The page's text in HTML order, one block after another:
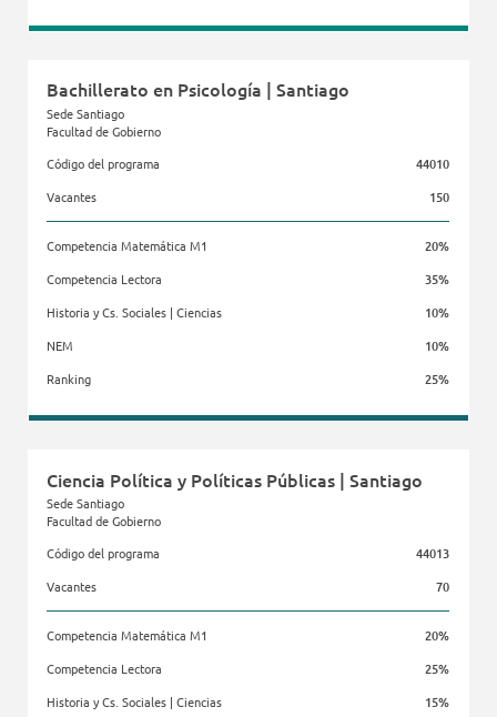
Facultad de Medicina Clínica Alemana - Universidad del Desarrollo
Bachillerato en Psicología | Santiago
Sede Santiago
Facultad de Gobierno
Código del programa
44010
Vacantes 150
Competencia Matemática M1 20%
Competencia Lectora 35%
Historia y Cs. Sociales | Ciencias 10%
NEM 10%
Ranking 25%
Facultad de Gobierno
Ciencia Política y Políticas Públicas | Santiago
Sede Santiago
Facultad de Gobierno
Código del programa
44013
Vacantes 70
Competencia Matemática M1 20%
Competencia Lectora 25%
Historia y Cs. Sociales | Ciencias 15%